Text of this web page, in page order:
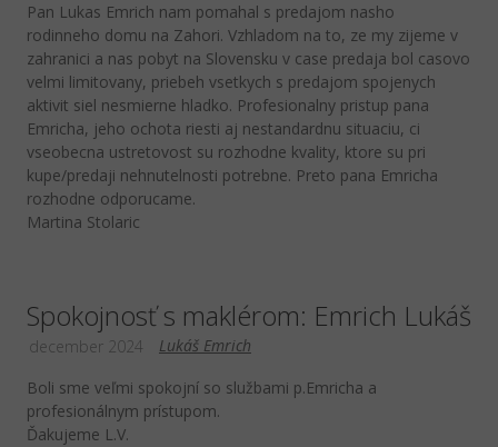
Pan Lukas Emrich nam pomahal s predajom nasho
rodinneho domu na Zahori. Vzhladom na to, ze my zijeme v
zahranici a nas pobyt na Slovensku v case predaja bol casovo
velmi limitovany, priebeh vsetkych s predajom spojenych
aktivit siel nesmierne hladko. Profesionalny pristup pana
Emricha, jeho ochota riesti aj nestandardnu situaciu, ci
vseobecna ustretovost su rozhodne kvality, ktore su pri
kupe/predaji nehnutelnosti potrebne. Preto pana Emricha
rozhodne odporucame.
Martina Stolaric
Spokojnosť s maklérom: Emrich Lukáš
Lukáš Emrich
december 2024
Boli sme veľmi spokojní so službami p.Emricha a
profesionálnym prístupom.
Ďakujeme L.V.